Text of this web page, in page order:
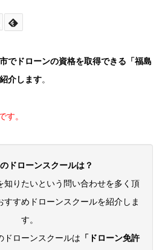
でドローンの資格を取得できる「福島
介します。
す。
ドローンスクールは？
知りたいという問い合わせを多く頂
すすめドローンスクールを紹介しま
す。
ドローンスクールは 「ドローン免許